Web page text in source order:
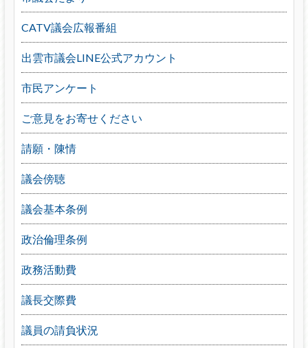
CATV議会広報番組
出雲市議会LINE公式アカウント
市民アンケート
ご意見をお寄せください
請願・陳情
議会傍聴
議会基本条例
政治倫理条例
政務活動費
議長交際費
議員の請負状況